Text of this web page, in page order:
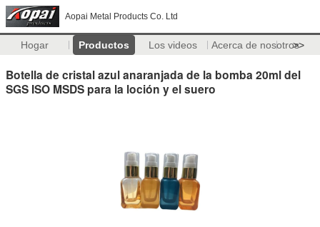
Aopai Metal Products Co. Ltd
Hogar Productos Los videos Acerca de nosotros>>
Botella de cristal azul anaranjada de la bomba 20ml del
SGS ISO MSDS para la loción y el suero